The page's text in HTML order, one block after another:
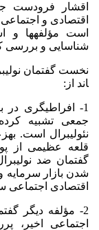
اقشار فرودست
اقتصادی و
است مؤلفه­ها و
شناسایی و بررسی
اند از:
1- افراطی­گری در
جمعی تشبیه
نئولیبرال است.
قلعه عظیمی از
گفتمان ضد
شدن بازار
اقتصادی اجتماعی
2- مؤلفه دیگر
اجتماعی اخیر،